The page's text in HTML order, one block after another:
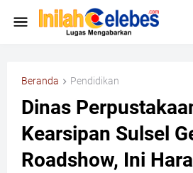
Beranda Pendidikan
Dinas
Kearsipan Sulsel
Roadshow, Ini